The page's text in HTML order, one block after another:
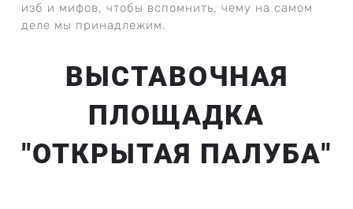
изб и мифов, чтобы вспомнить, чему на самом
деле мы принадлежим.
ВЫСТАВОЧНАЯ
ПЛОЩАДКА
"ОТКРЫТАЯ ПАЛУБА"